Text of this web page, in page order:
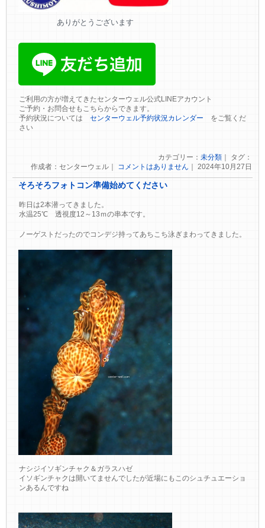
ありがとうございます
ご利用の方が増えてきたセンターウェル公式LINEアカウント
ご予約・お問合せもこちらからできます。
予約状況についてはセンターウェル予約状況カレンダー をご覧くだ
さい
カテゴリー： 未分類｜ タグ：
作成者：センターウェル｜ コメントはありません ｜ 2024年10月27日
そろそろフォトコン準備始めてください
昨日は2本潜ってきました。
水温25℃ 透視度12～13ｍの串本です。
ノーゲストだったのでコンデジ持ってあちこち泳ぎまわってきました。
ナシジイソギンチャク＆ガラスハゼ
イソギンチャクは開いてませんでしたが近場にもこのシュチュエーショ
ンあるんですね